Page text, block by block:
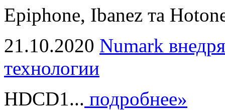
Epiphone, Ibanez та
21.10.2020 Numark
технологии
HDCD1... подробнее»